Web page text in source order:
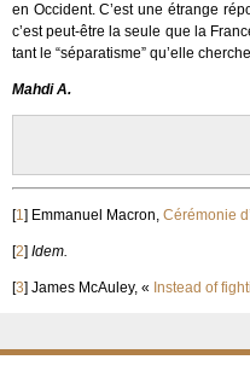
en Occident. C’est une étrange
c’est peut-être la seule que la
tant le “séparatisme” qu’elle
Mahdi A.
[1] Emmanuel Macron, Cérémonie
[2] Idem.
[3] James McAuley, « Instead of